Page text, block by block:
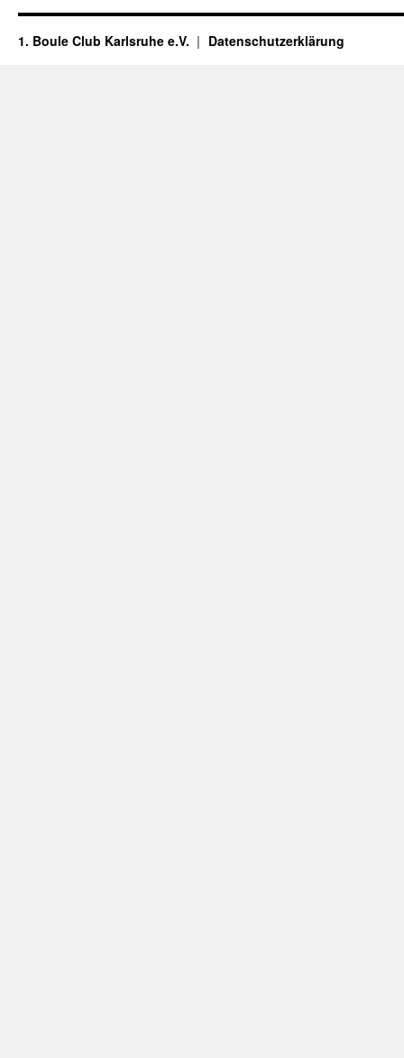
1. Boule Club Karlsruhe e.V. Datenschutzerklärung